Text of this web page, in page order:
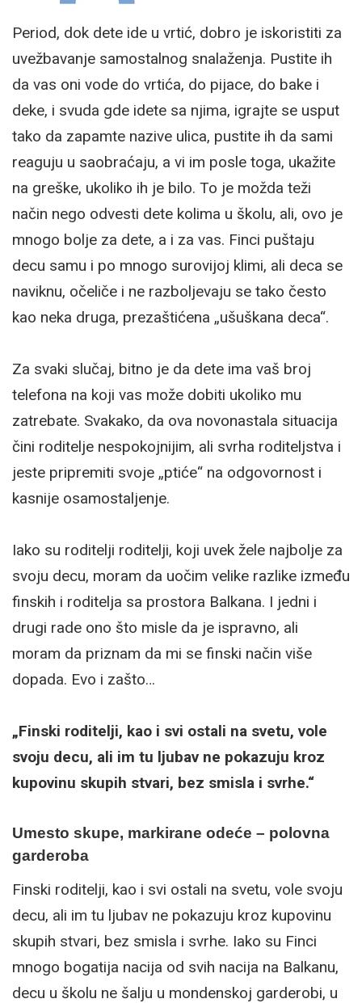
Period, dok dete ide u vrtić, dobro je iskoristiti za
uvežbavanje samostalnog snalaženja. Pustite ih
da vas oni vode do vrtića, do pijace, do bake i
deke, i svuda gde idete sa njima, igrajte se usput
tako da zapamte nazive ulica, pustite ih da sami
reaguju u saobraćaju, a vi im posle toga, ukažite
na greške, ukoliko ih je bilo. To je možda teži
način nego odvesti dete kolima u školu, ali, ovo je
mnogo bolje za dete, a i za vas. Finci puštaju
decu samu i po mnogo surovijoj klimi, ali deca se
naviknu, očeliče i ne razboljevaju se tako često
kao neka druga, prezaštićena „ušuškana deca“.
Za svaki slučaj, bitno je da dete ima vaš broj
telefona na koji vas može dobiti ukoliko mu
zatrebate. Svakako, da ova novonastala situacija
čini roditelje nespokojnijim, ali svrha roditeljstva i
jeste pripremiti svoje „ptiće“ na odgovornost i
kasnije osamostaljenje.
Iako su roditelji roditelji, koji uvek žele najbolje za
svoju decu, moram da uočim velike razlike između
finskih i roditelja sa prostora Balkana. I jedni i
drugi rade ono što misle da je ispravno, ali
moram da priznam da mi se finski način više
dopada. Evo i zašto…
„Finski roditelji, kao i svi ostali na svetu, vole
svoju decu, ali im tu ljubav ne pokazuju kroz
kupovinu skupih stvari, bez smisla i svrhe.“
Umesto skupe, markirane odeće – polovna
garderoba
Finski roditelji, kao i svi ostali na svetu, vole svoju
decu, ali im tu ljubav ne pokazuju kroz kupovinu
skupih stvari, bez smisla i svrhe. Iako su Finci
mnogo bogatija nacija od svih nacija na Balkanu,
decu u školu ne šalju u mondenskoj garderobi, u